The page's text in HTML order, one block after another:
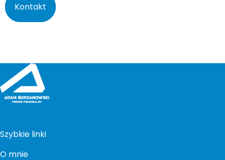
Kontakt
Szybkie linki
O mnie